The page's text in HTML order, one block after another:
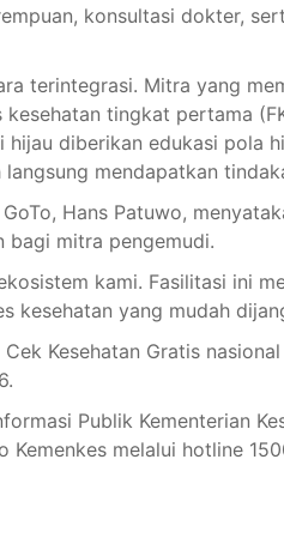
konsultasi dokter,
terintegrasi. Mitra yang
tingkat pertama
hijau diberikan edukasi pola
mendapatkan
Hans Patuwo,
bagi mitra pengemudi.
kami. Fasilitasi ini
kesehatan yang mudah
Kesehatan Gratis
Publik Kementerian
melalui hotline